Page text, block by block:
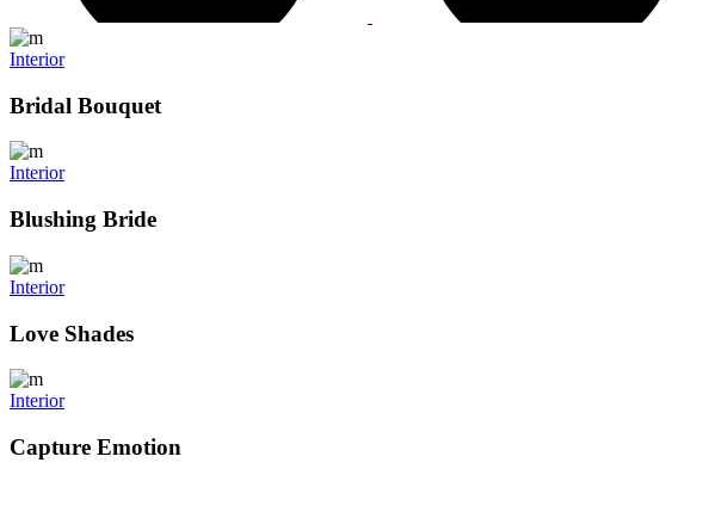
Interior
Bridal Bouquet
Interior
Blushing Bride
Interior
Love Shades
Interior
Capture Emotion